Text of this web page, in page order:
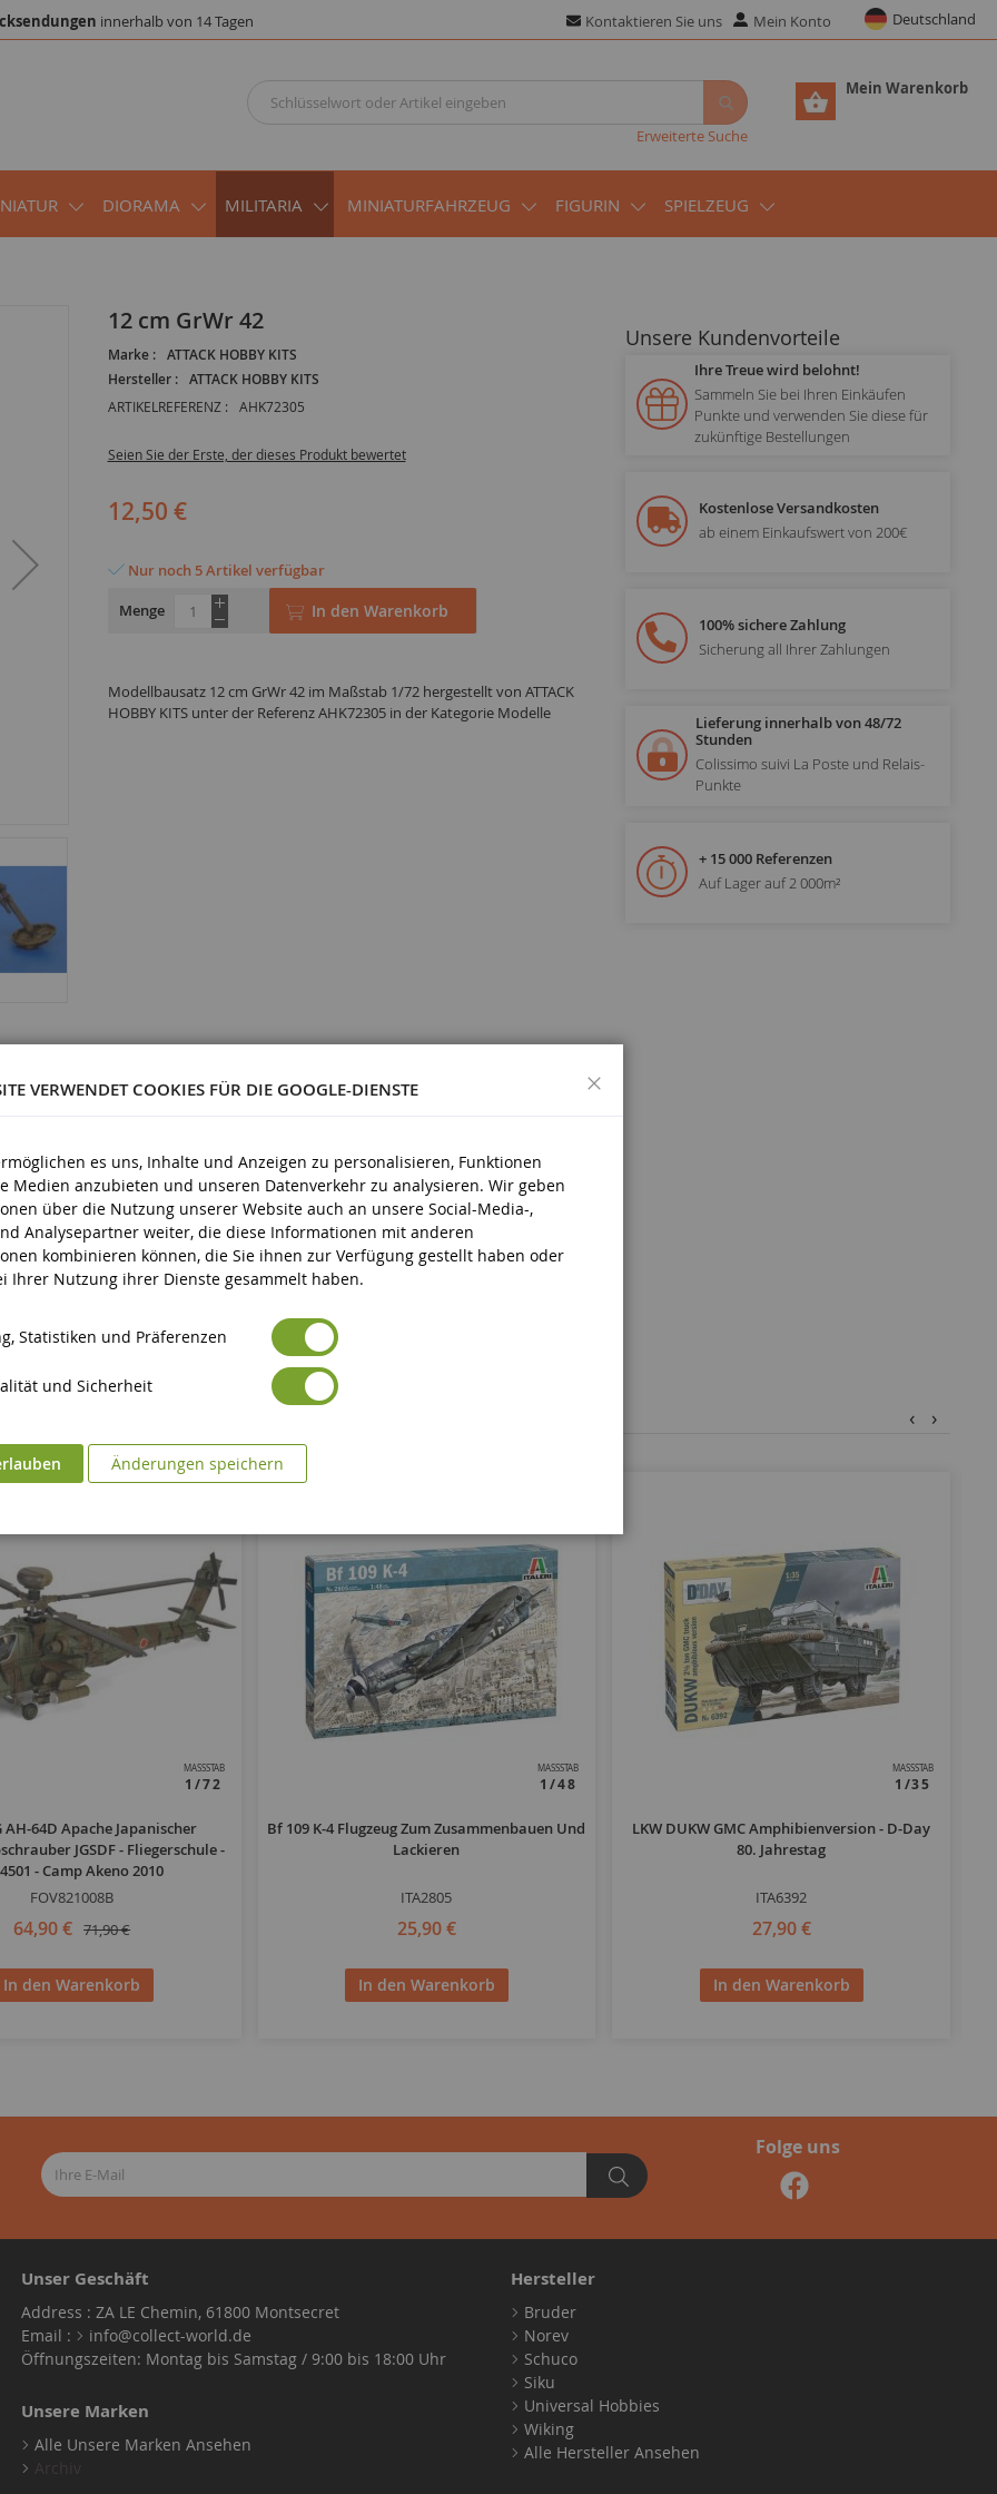
innerhalb von 14 Tagen Kontaktieren Sie uns Mein Konto Deutschland
Mein Warenkorb
Erweiterte Suche
DIORAMA MILITARIA MINIATURFAHRZEUG FIGURIN SPIELZEUG
12 cm GrWr 42
Marke :
ATTACK HOBBY KITS
Hersteller :
ATTACK HOBBY KITS
ARTIKELREFERENZ : AHK72305
Seien Sie der Erste, der dieses Produkt bewertet
12,50 €
Nur noch 5 Artikel verfügbar
Menge
In den Warenkorb
Modellbausatz 12 cm GrWr 42 im Maßstab 1/72 hergestellt von ATTACK
HOBBY KITS unter der Referenz AHK72305 in der Kategorie Modelle
älter
Unsere Kundenvorteile
Ihre Treue wird belohnt!
Sammeln Sie bei Ihren Einkäufen
Punkte und verwenden Sie diese für
zukünftige Bestellungen
Kostenlose Versandkosten
ab einem Einkaufswert von 200€
100% sichere Zahlung
Sicherung all Ihrer Zahlungen
Lieferung innerhalb von 48/72
Stunden
Colissimo suivi La Poste und Relais-
Punkte
+ 15 000 Referenzen
Auf Lager auf 2 000m²
MASSSTAB
1/72
AH-64D Apache Japanischer
JGSDF - Fliegerschule -
4501 - Camp Akeno 2010
FOV821008B
64,90 € 71,90 €
In den Warenkorb
MASSSTAB
1/48
Bf 109 K-4 Flugzeug Zum Zusammenbauen Und
Lackieren
ITA2805
25,90 €
In den Warenkorb
MASSSTAB
1/35
LKW DUKW GMC Amphibienversion - D-Day
80. Jahrestag
ITA6392
27,90 €
In den Warenkorb
‹ ›
Folge uns
Unser Geschäft
Address : ZA LE Chemin, 61800 Montsecret
Email :
info@collect-world.de
Öffnungszeiten: Montag bis Samstag / 9:00 bis 18:00 Uhr
Unsere Marken
Alle Unsere Marken Ansehen
Hersteller
Bruder
Norev
Schuco
Siku
Universal Hobbies
Wiking
Alle Hersteller Ansehen
VERWENDET COOKIES FÜR DIE GOOGLE-DIENSTE
es uns, Inhalte und Anzeigen zu personalisieren, Funktionen
Medien anzubieten und unseren Datenverkehr zu analysieren. Wir geben
über die Nutzung unserer Website auch an unsere Social-Media-,
Analysepartner weiter, die diese Informationen mit anderen
kombinieren können, die Sie ihnen zur Verfügung gestellt haben oder
Ihrer Nutzung ihrer Dienste gesammelt haben.
Statistiken und Präferenzen
und Sicherheit
Änderungen speichern